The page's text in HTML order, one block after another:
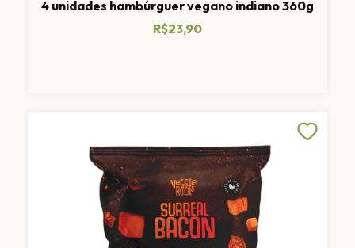
4 unidades hambúrguer vegano indiano 360g
R$23,90